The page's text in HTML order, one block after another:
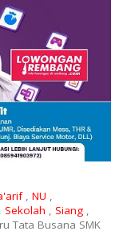
, NU ,
, Sekolah , Siang,
Tata Busana SMK